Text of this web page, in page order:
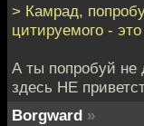
> Камрад,
цитируемого -
А ты попробуй не
здесь НЕ
Borgward »